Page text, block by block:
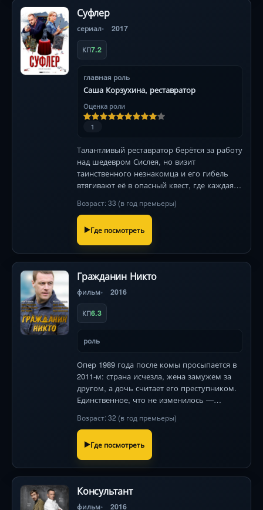
Суфлер
сериал 2017
КП7.2
главная роль
Саша Корзухина, реставратор
Оценка роли
1
Талантливый реставратор берётся за работу
над шедевром Сислея, но визит
таинственного незнакомца и его гибель
втягивают её в опасный квест, где каждая
Возраст: 33 (в год премьеры)
Где посмотреть
Гражданин Никто
фильм 2016
КП6.3
роль
Опер 1989 года после комы просыпается в
2011-м: страна исчезла, жена замужем за
другом, а дочь считает его преступником.
Единственное, что не изменилось —
Возраст: 32 (в год премьеры)
Где посмотреть
Консультант
фильм 2016